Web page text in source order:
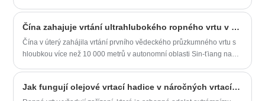
Čína zahajuje vrtání ultrahlubokého ropného vrtu v Tarimské pánvi
Čína v úterý zahájila vrtání prvního vědeckého průzkumného vrtu s
hloubkou více než 10 000 metrů v autonomní oblasti Sin-ťiang na
Jak fungují olejové vrtací hadice v náročných vrtacích prostředích